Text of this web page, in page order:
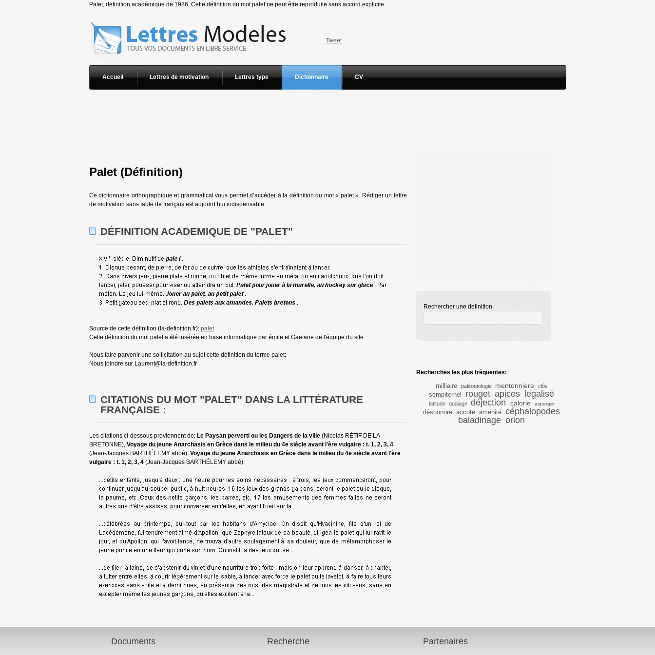
Palet, definition académique de 1986. Cette définition du mot palet ne peut être reproduite sans accord explicite.
Tweet
Accueil Lettres de motivation Lettres type Dictionnaire CV
Palet (Définition)
Ce dictionnaire orthographique et grammatical vous permet d’accéder à la définition du mot « palet ». Rédiger un lettre
de motivation sans faute de français est aujourd’hui indispensable.
DÉFINITION ACADEMIQUE DE "PALET"
Source de cette définition (la-definition.fr): palet
Cette définition du mot palet a été insérée en base informatique par émile et Gaetane de l'équipe du site.
Nous faire parvenir une sollicitation au sujet cette définition du terme palet:
Nous joindre sur Laurent@la-definition.fr
CITATIONS DU MOT "PALET" DANS LA LITTÉRATURE
FRANÇAISE :
Les citations ci-dessous proviennent de: Le Paysan perverti ou les Dangers de la ville(Nicolas RÉTIF DE LA
BRETONNE), Voyage du jeune Anarchasis en Grèce dans le milieu du 4e siècle avant l'ère vulgaire : t. 1, 2, 3, 4
(Jean-Jacques BARTHÉLEMY abbé), Voyage du jeune Anarchasis en Grèce dans le milieu du 4e siècle avant l'ère
vulgaire : t. 1, 2, 3, 4(Jean-Jacques BARTHÉLEMY abbé).
Rechercher une definition
Recherches les plus fréquentes:
milliaire paléontologie mentonniere clôs
sempiternel rouget apices legalisé
latitude quaiage déjection calorie asperger
déshonoré accoté aménité céphalopodes
baladinage orion
Documents Recherche Partenaires